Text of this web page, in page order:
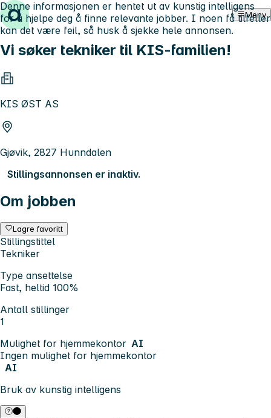
Hopp til innhold Meny
Vi søker tekniker til KIS-familien!
KIS ØST AS
Gjøvik, 2827 Hunndalen
Stillingsannonsen er inaktiv.
Om jobben
Lagre favoritt
Stillingstittel
Tekniker
Type ansettelse
Fast, heltid 100%
Antall stillinger
1
Mulighet for hjemmekontor AI
Ingen mulighet for hjemmekontor
AI
Bruk av kunstig intelligens
Denne informasjonen er hentet ut av kunstig intelligens
for å hjelpe deg å finne relevante jobber. I noen få tilfeller
kan det være feil, så husk å sjekke hele annonsen.